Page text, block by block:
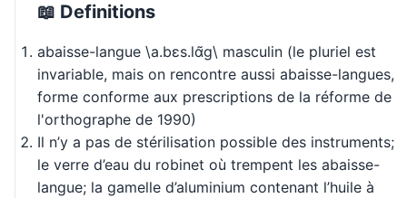
📖 Definitions
abaisse-langue \a.bɛs.lɑ̃ɡ\ masculin (le pluriel est
invariable, mais on rencontre aussi abaisse-langues,
forme conforme aux prescriptions de la réforme de
l'orthographe de 1990)
Il n’y a pas de stérilisation possible des instruments;
le verre d’eau du robinet où trempent les abaisse-
langue; la gamelle d’aluminium contenant l’huile à